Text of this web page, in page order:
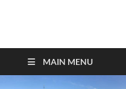
Amance
MAIN MENU